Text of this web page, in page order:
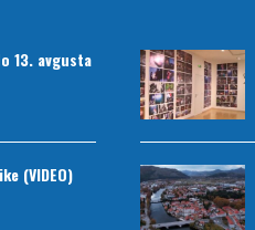
13. avgusta
(VIDEO)